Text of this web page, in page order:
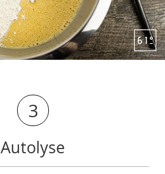
3
Autolyse